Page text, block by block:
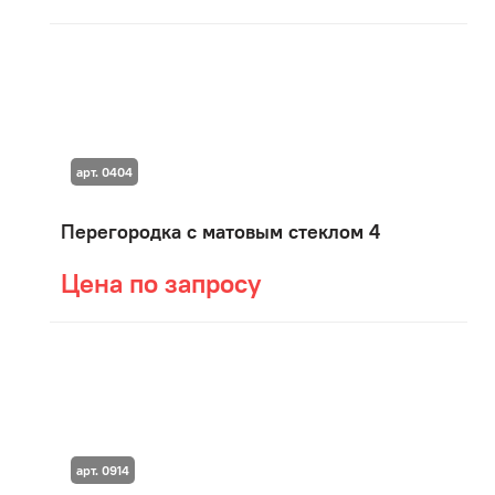
Перегородка с матовым стеклом 4
Цена по запросу
арт. 0404
арт. 0914